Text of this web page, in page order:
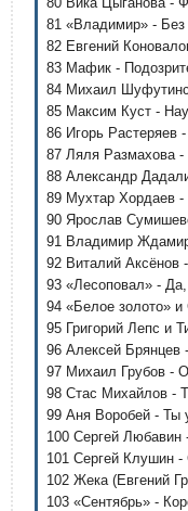
81 «Владимир» - Без
82 Евгений
83 Мафик -
84 Михаил
85 Максим Куст -
86 Игорь Растеряев
87 Ляля Размахова
88 Александр
89 Мухтар Хордаев -
90 Ярослав
91 Владимир
92 Виталий Аксёнов
93 «Лесоповал» -
94 «Белое золото»
95 Григорий Лепс и
96 Алексей Брянцев
97 Михаил Грубов -
98 Стас Михайлов -
99 Аня Воробей - Ты
100 Сергей Любавин
101 Сергей Клушин
102 Жека (Евгений
103 «Сентябрь» -